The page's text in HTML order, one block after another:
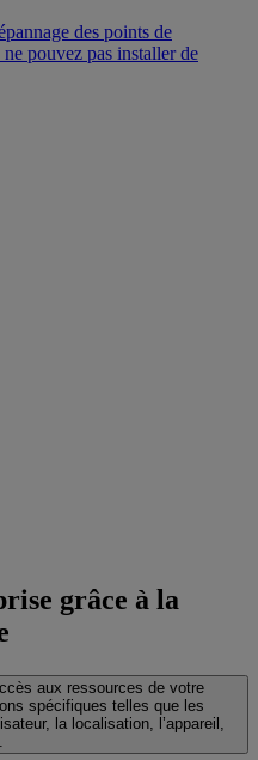
des points de
pouvez pas installer de
grâce à la
aux ressources de votre
spécifiques telles que les
la localisation, l’appareil,